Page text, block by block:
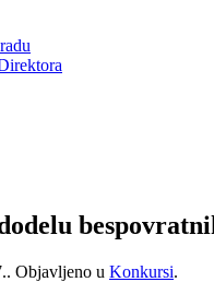
. Objavljeno u Konkursi.